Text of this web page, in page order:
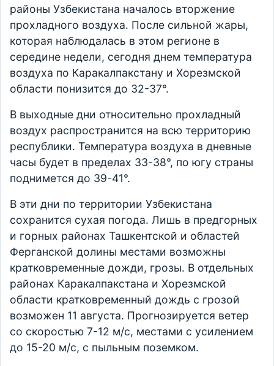
районы Узбекистана началось вторжение
прохладного воздуха. После сильной жары,
которая наблюдалась в этом регионе в
середине недели, сегодня днем температура
воздуха по Каракалпакстану и Хорезмской
области понизится до 32-37°.
В выходные дни относительно прохладный
воздух распространится на всю территорию
республики. Температура воздуха в дневные
часы будет в пределах 33-38°, по югу страны
поднимется до 39-41°.
В эти дни по территории Узбекистана
сохранится сухая погода. Лишь в предгорных
и горных районах Ташкентской и областей
Ферганской долины местами возможны
кратковременные дожди, грозы. В отдельных
районах Каракалпакстана и Хорезмской
области кратковременный дождь с грозой
возможен 11 августа. Прогнозируется ветер
со скоростью 7-12 м/с, местами с усилением
до 15-20 м/с, с пыльным поземком.